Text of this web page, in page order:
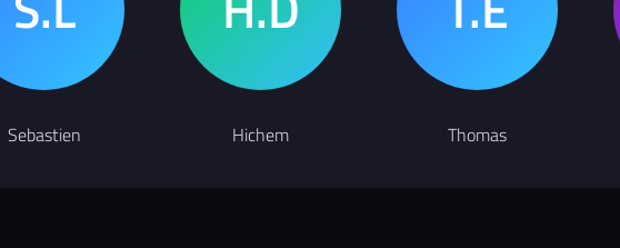
Sebastien Hichem Thomas